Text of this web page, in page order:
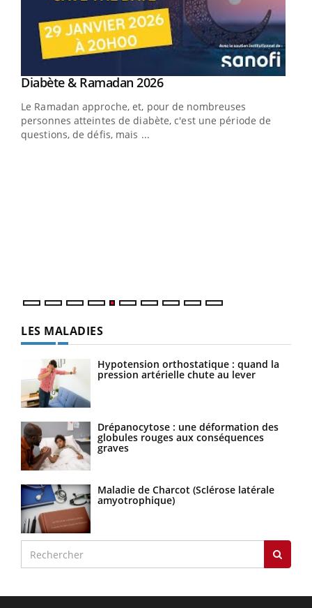
Youtube
Diabète & Ramadan 2026Youtube
Le Ramadan approche, et, pour de nombreuses
personnes atteintes de diabète, c'est une période de
questions, de défis, mais ...
LES MALADIES
Hypotension orthostatique : quand la
pression artérielle chute au lever
Drépanocytose : une déformation des
globules rouges aux conséquences
graves
Maladie de Charcot (Sclérose latérale
amyotrophique)